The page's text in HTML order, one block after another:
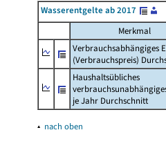
Wasserentgelte ab 2017
Merkmal
Verbrauchsabhängiges
(Verbrauchspreis)
Haushaltsübliches
je Jahr Durchschnitt
▴ nach oben